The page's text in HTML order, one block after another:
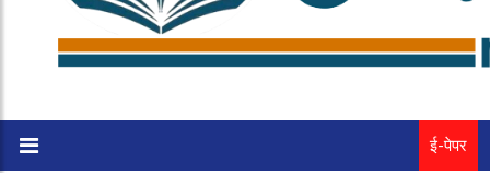
ई-पेपर